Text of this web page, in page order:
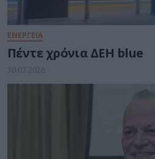
ΕΝΕΡΓΕΙΑ
Πέντε χρόνια ΔΕΗ blue
30.07.2026